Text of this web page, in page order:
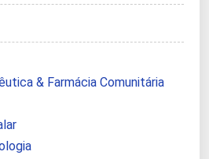
& Farmácia Comunitária